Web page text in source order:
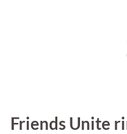
Friends Unite